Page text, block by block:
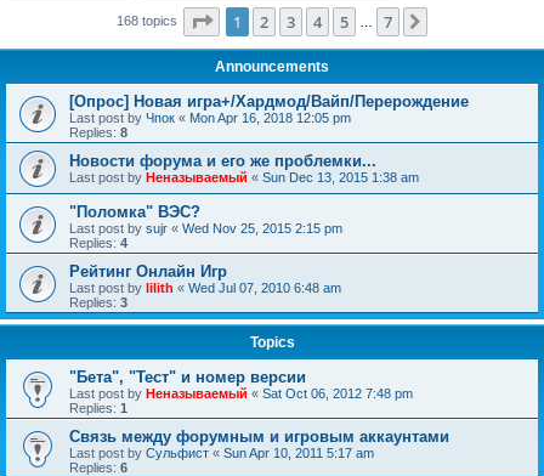
168 topics Page 1of 7
1 2 3 4 5 7
Announcements
[Опрос] Новая игра+/Хардмод/Вайп/Перерождение
Last post by Чпок « Mon Apr 16, 2018 12:05 pm
Replies: 8
Новости форума и его же проблемки...
Last post by Неназываемый « Sun Dec 13, 2015 1:38 am
"Поломка" ВЭС?
Last post by sujr « Wed Nov 25, 2015 2:15 pm
Replies: 4
Рейтинг Онлайн Игр
Last post by lilith « Wed Jul 07, 2010 6:48 am
Replies: 3
Topics
"Бета", "Тест" и номер версии
Last post by Неназываемый « Sat Oct 06, 2012 7:48 pm
Replies: 1
Связь между форумным и игровым аккаунтами
Last post by Сульфист « Sun Apr 10, 2011 5:17 am
Replies: 6